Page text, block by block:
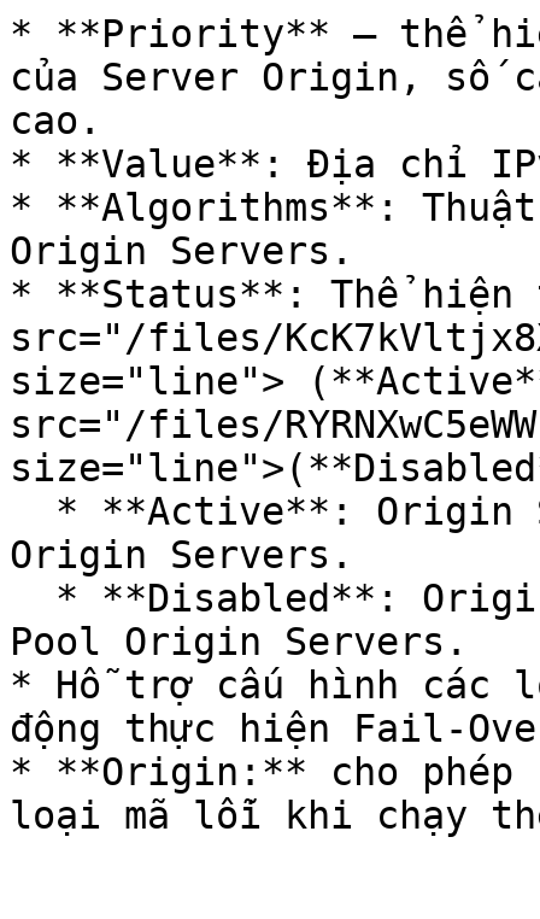
* **Priority** – thể
của Server Origin, số
cao.
* **Value**: Địa chỉ
* **Algorithms**:
Origin Servers.
* **Status**: Thể hiện
src="/files/
size="line">
src="/files/
Origin Servers.
Pool Origin Servers.
* Hỗ trợ cấu hình các
động thực hiện Fail-
* **Origin:** cho phép